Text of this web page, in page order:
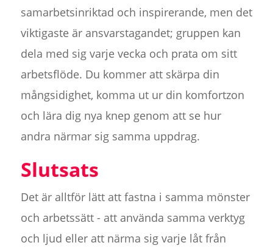
samarbetsinriktad och inspirerande, men det
viktigaste är ansvarstagandet; gruppen kan
dela med sig varje vecka och prata om sitt
arbetsflöde. Du kommer att skärpa din
mångsidighet, komma ut ur din komfortzon
och lära dig nya knep genom att se hur
andra närmar sig samma uppdrag.
Slutsats
Det är alltför lätt att fastna i samma mönster
och arbetssätt - att använda samma verktyg
och ljud eller att närma sig varje låt från